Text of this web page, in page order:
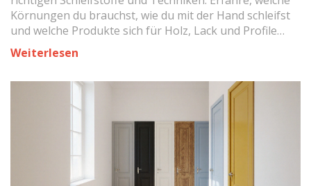
Körnungen du brauchst, wie du mit der Hand schleifst
und welche Produkte sich für Holz, Lack und Profile
wirklich lohnen.
Weiterlesen